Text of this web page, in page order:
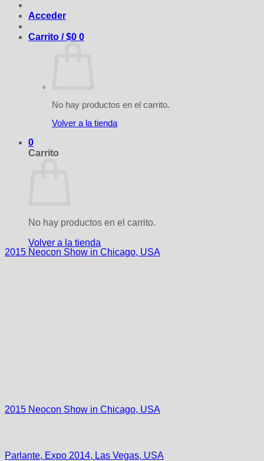
Acceder
Carrito /$0 0
No hay productos en el carrito.
Volver a la tienda
0
Carrito
No hay productos en el carrito.
Volver a la tienda
2015 Neocon Show in Chicago, USA
2015 Neocon Show in Chicago, USA
Parlante, Expo 2014, Las Vegas, USA